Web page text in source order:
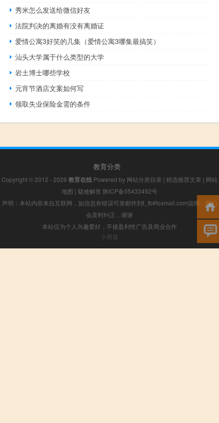
秀米怎么发送给微信好友
法院判决的离婚有没有离婚证
爱情公寓3好笑的几集（爱情公寓3哪集最搞笑）
汕头大学属于什么类型的大学
岩土博士哪些学校
元宵节酒店文案如何写
领取失业保险金需的条件
教育分类
Copyright © 2012 - 2026 教育在线 Powered by 网站分类目录 | 精选推荐文章 | 网站
地图 | 疑难解答 陕ICP备05433492号
声明：本站内容来自互联网，如信息有错误可发邮件到f_fb#foxmail.com说明，我们
会及时纠正，谢谢
本站仅为个人兴趣爱好，不接盈利性广告及商业合作
小男孩